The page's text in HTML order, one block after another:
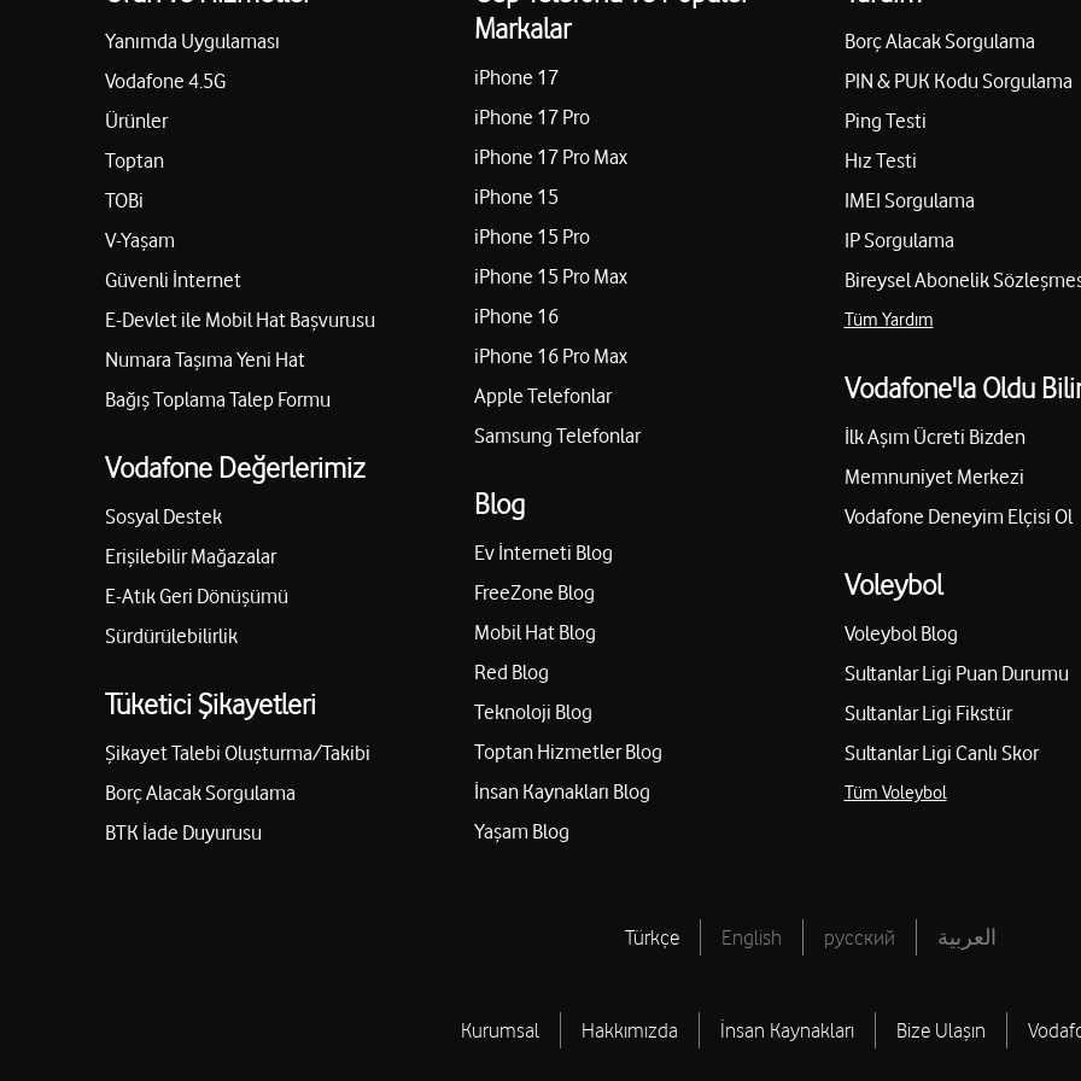
Serto İletişim - Sertaç Yılmaz
Mithatpaşa Mah. Çiftçiler Cad. No: 106/A Akdeniz/Mersin
05307718191
Tufan İletişim - Korhan
Saray Mah. Tahsin Soylu
05069145669
İbrahim Aslan - Aslan
Ferdi İncel - İncell İletişim
Doğancı Mah. Hükümet Cad. No:54/A Mut/Mersin
05363359254
Oğuz Teknoloji Ve
San. Ve Tic. Ltd. Şti.
Gazi Mah. Gazi Mustafa
05443251410
Yusuf Gsm - Mahiye Yağan
05352129133
Ümit Suna-Bozyazı Bal İletişim
Merkez Mah. Mustafa Deniz Cad. No:24/2 Bozyazı/Mersin
Erdem İletişim-Erdem
Çankaya Mh. İstiklal Cd. Özberk Apt.No:86 A Akdeniz/Mersin
Akkent Mah. 2357. Sok.
Yanımda Uygulaması
Vodafone 4.5G
Ürünler
Toptan
TOBi
V-Yaşam
Güvenli İnternet
E-Devlet ile Mobil Hat Başvurusu
Numara Taşıma Yeni Hat
Bağış Toplama Talep Formu
Vodafone Değerlerimiz
Sosyal Destek
Erişilebilir Mağazalar
E-Atık Geri Dönüşümü
Sürdürülebilirlik
Tüketici Şikayetleri
Şikayet Talebi Oluşturma/Takibi
Borç Alacak Sorgulama
BTK İade Duyurusu
Markalar
iPhone 17
iPhone 17 Pro
iPhone 17 Pro Max
iPhone 15
iPhone 15 Pro
iPhone 15 Pro Max
iPhone 16
iPhone 16 Pro Max
Apple Telefonlar
Samsung Telefonlar
Blog
Ev İnterneti Blog
FreeZone Blog
Mobil Hat Blog
Red Blog
Teknoloji Blog
Toptan Hizmetler Blog
İnsan Kaynakları Blog
Yaşam Blog
Borç Alacak Sorgulama
PIN & PUK Kodu Sorgulama
Ping Testi
Hız Testi
IMEI Sorgulama
IP Sorgulama
Bireysel Abonelik
Tüm Yardım
Vodafone'la Oldu
İlk Aşım Ücreti Bizden
Memnuniyet Merkezi
Vodafone Deneyim Elçisi Ol
Voleybol
Voleybol Blog
Sultanlar Ligi Puan Durumu
Sultanlar Ligi Fikstür
Sultanlar Ligi Canlı Skor
Tüm Voleybol
Türkçe English русский العربية
Kurumsal Hakkımızda İnsan Kaynakları Bize Ulaşın